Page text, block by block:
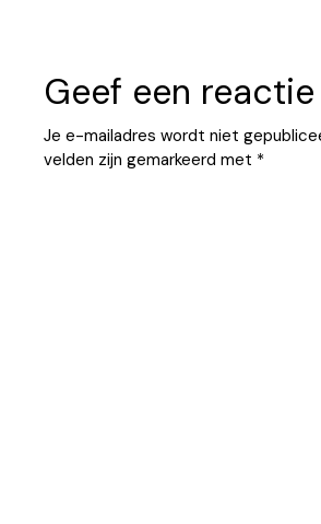
Geef een reactie
Je e-mailadres wordt niet
velden zijn gemarkeerd met *